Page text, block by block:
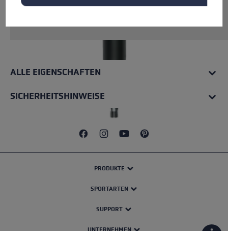
Rohrmaterial: Aluminium. Inkl. vormontierter
ALLE EIGENSCHAFTEN
SICHERHEITSHINWEISE
PRODUKTE
SPORTARTEN
SUPPORT
UNTERNEHMEN